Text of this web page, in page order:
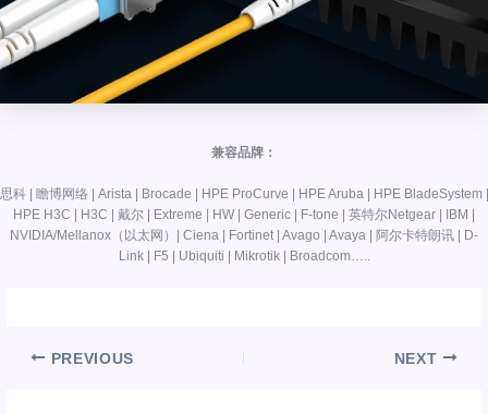
兼容品牌：
思科 | 瞻博网络 | Arista | Brocade | HPE ProCurve | HPE Aruba | HPE BladeSystem |
HPE H3C | H3C | 戴尔 | Extreme | HW | Generic | F-tone | 英特尔Netgear | IBM |
NVIDIA/Mellanox（以太网）| Ciena | Fortinet | Avago | Avaya | 阿尔卡特朗讯 | D-
Link | F5 | Ubiquiti | Mikrotik | Broadcom…..
PREVIOUS NEXT